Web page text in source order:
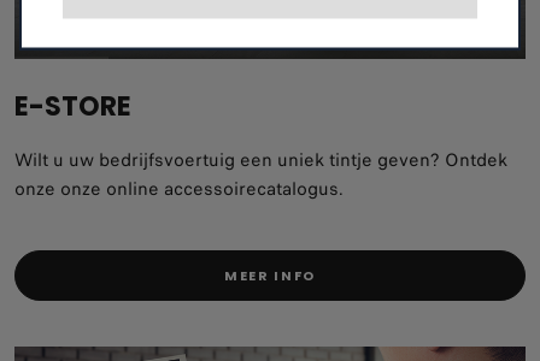
E-STORE
Wilt u uw bedrijfsvoertuig een uniek tintje geven? Ontdek
onze onze online accessoirecatalogus.
MEER INFO